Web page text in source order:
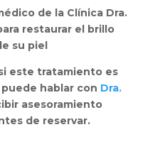
de la Clínica Dra.
restaurar el brillo
su piel
este tratamiento es
hablar con Dra.
asesoramiento
de reservar.